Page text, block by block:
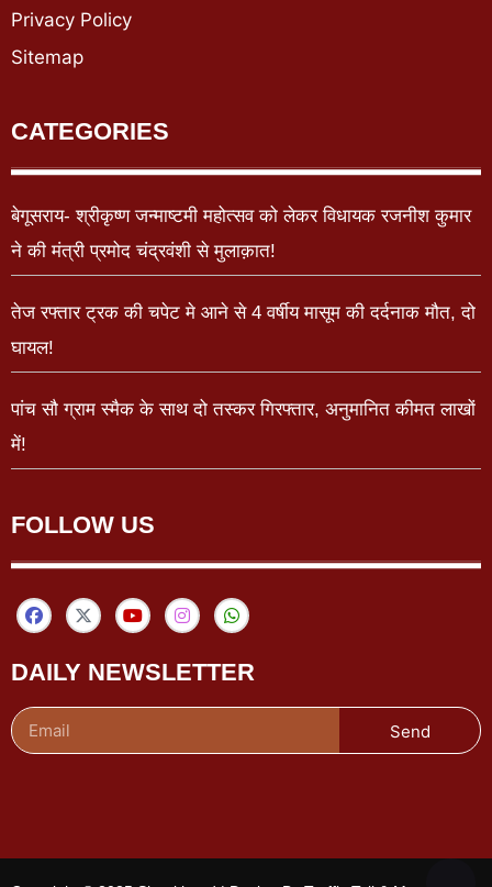
Privacy Policy
Sitemap
CATEGORIES
बेगूसराय- श्रीकृष्ण जन्माष्टमी महोत्सव को लेकर विधायक रजनीश कुमार
ने की मंत्री प्रमोद चंद्रवंशी से मुलाक़ात!
तेज रफ्तार ट्रक की चपेट मे आने से 4 वर्षीय मासूम की दर्दनाक मौत, दो
घायल!
पांच सौ ग्राम स्मैक के साथ दो तस्कर गिरफ्तार, अनुमानित कीमत लाखों
में!
FOLLOW US
DAILY NEWSLETTER
Send